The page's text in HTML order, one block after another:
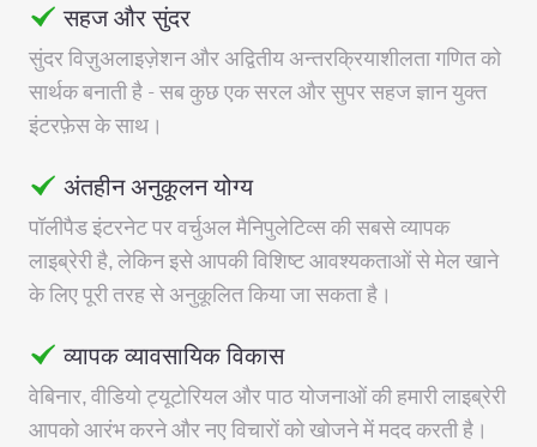
सहज और सुंदर
सुंदर विज़ुअलाइज़ेशन और अद्वितीय अन्तरक्रियाशीलता गणित को
सार्थक बनाती है - सब कुछ एक सरल और सुपर सहज ज्ञान युक्त
इंटरफ़ेस के साथ।
अंतहीन अनुकूलन योग्य
पॉलीपैड इंटरनेट पर वर्चुअल मैनिपुलेटिव्स की सबसे व्यापक
लाइब्रेरी है, लेकिन इसे आपकी विशिष्ट आवश्यकताओं से मेल खाने
के लिए पूरी तरह से अनुकूलित किया जा सकता है।
व्यापक व्यावसायिक विकास
वेबिनार, वीडियो ट्यूटोरियल और पाठ योजनाओं की हमारी लाइब्रेरी
आपको आरंभ करने और नए विचारों को खोजने में मदद करती है।